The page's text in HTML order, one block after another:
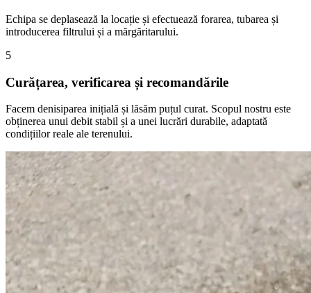
Echipa se deplasează la locație și efectuează forarea, tubarea și
introducerea filtrului și a mărgăritarului.
5
Curățarea, verificarea și recomandările
Facem denisiparea inițială și lăsăm puțul curat. Scopul nostru este
obținerea unui debit stabil și a unei lucrări durabile, adaptată
condițiilor reale ale terenului.